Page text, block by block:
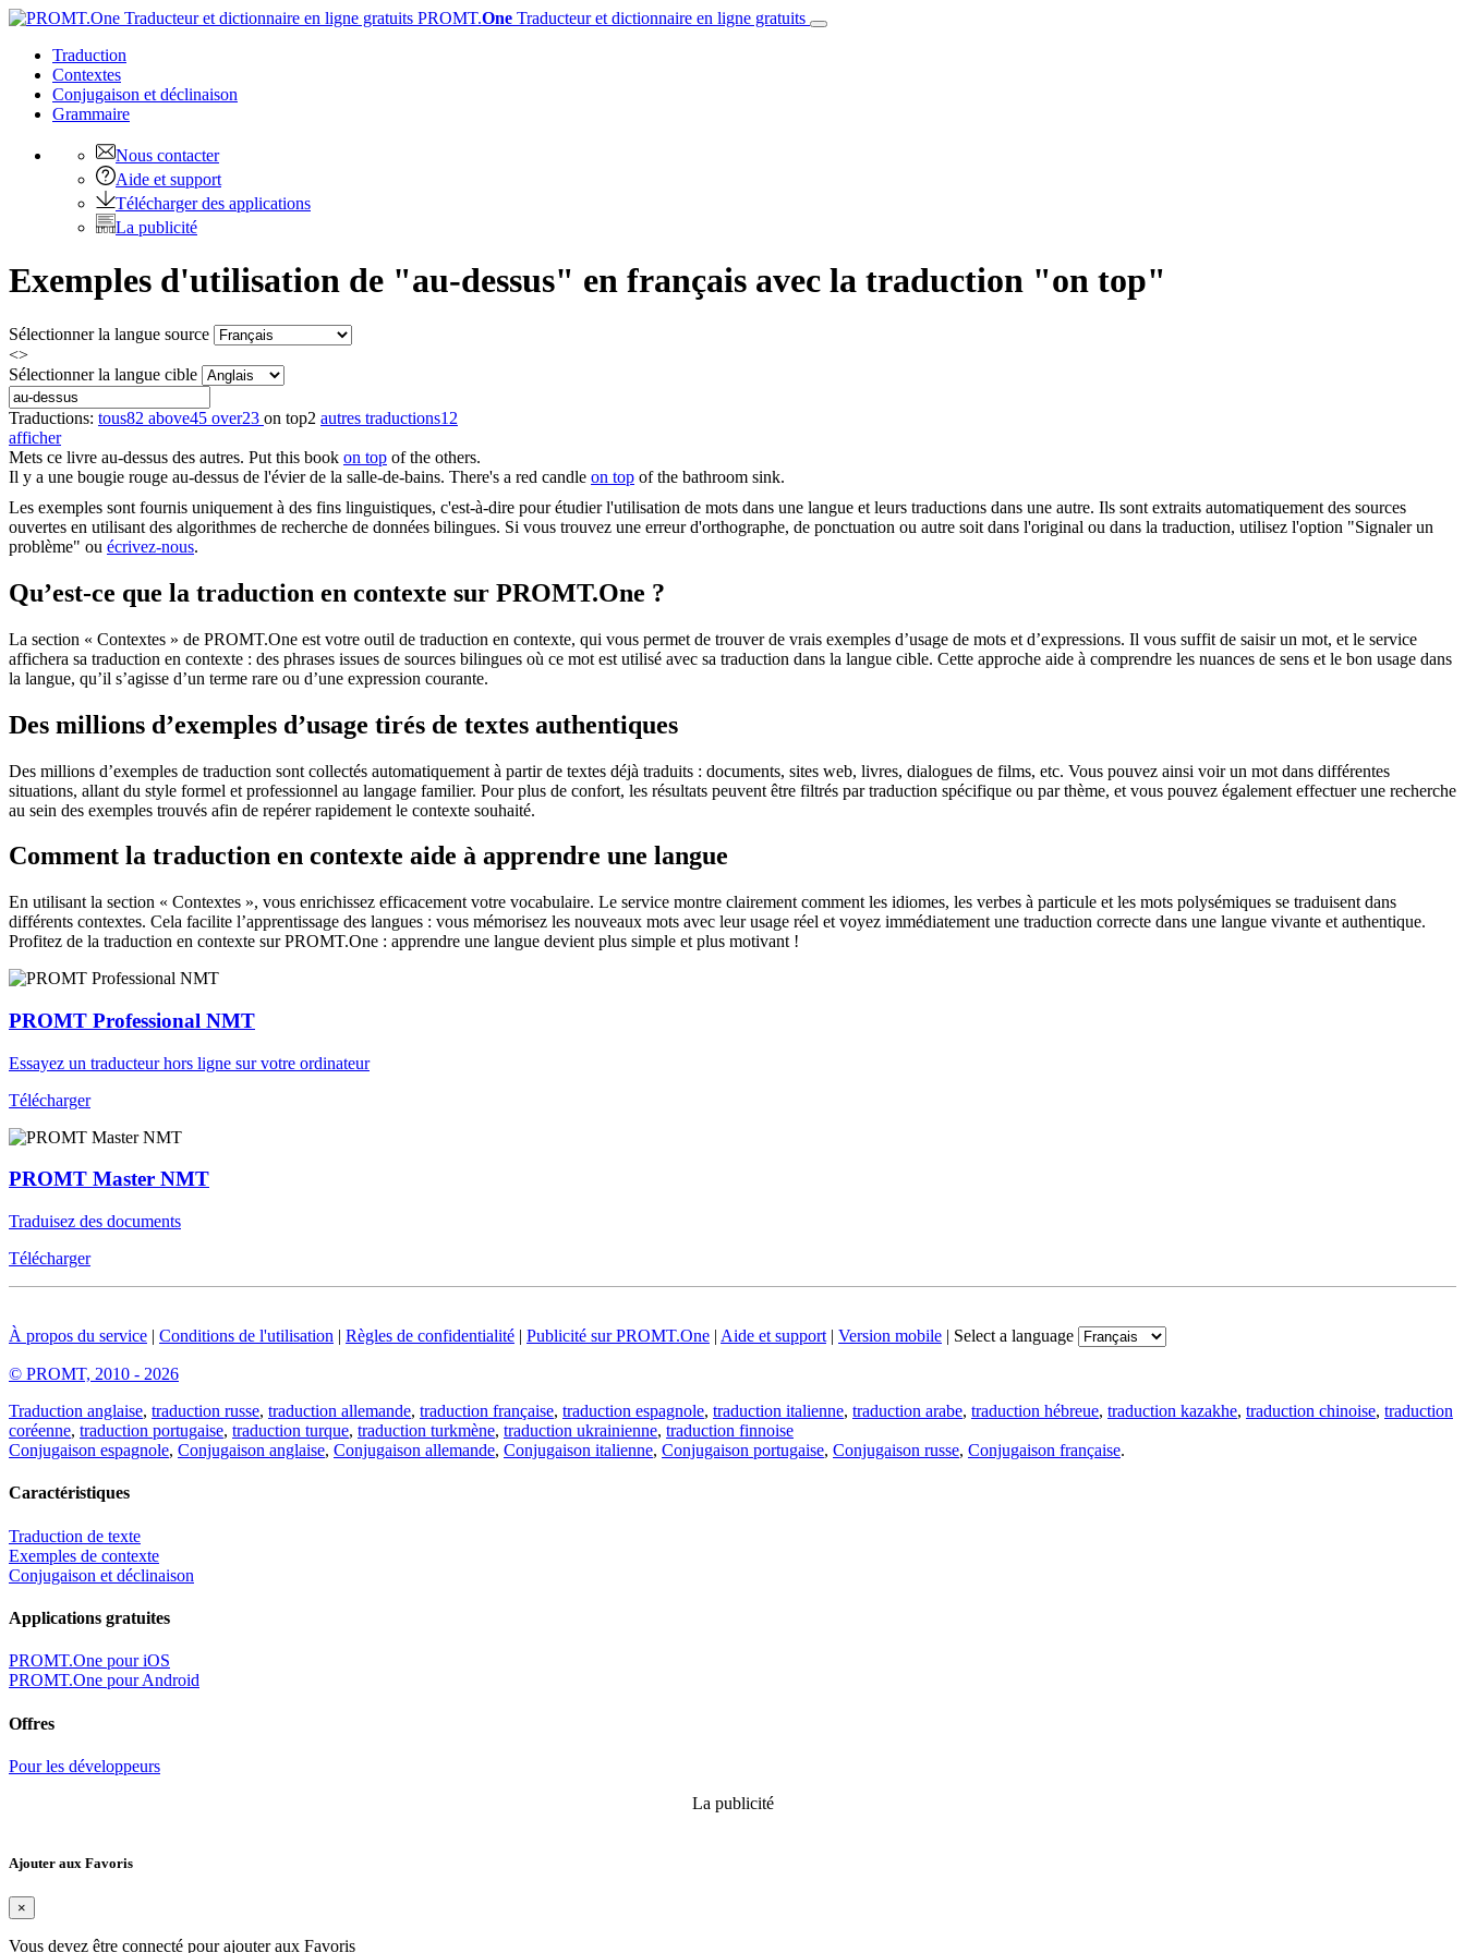
PROMT.One Traducteur et dictionnaire en ligne gratuits
Traduction
Contextes
Conjugaison et déclinaison
Grammaire
Nous contacter
Aide et support
Télécharger des applications
La publicité
Exemples d'utilisation de "au-dessus" en français avec la traduction "on top"
Sélectionner la langue source
<>
Sélectionner la langue cible
Traductions: tous82 above45 over23 on top2 autres traductions12
afficher
Mets ce livre au-dessus des autres. Put this book on top of the others.
Il y a une bougie rouge au-dessus de l'évier de la salle-de-bains. There's a red candle on top of the bathroom sink.
Les exemples sont fournis uniquement à des fins linguistiques, c'est-à-dire pour étudier l'utilisation de mots dans une langue et leurs traductions dans une autre. Ils sont extraits automatiquement des sources
ouvertes en utilisant des algorithmes de recherche de données bilingues. Si vous trouvez une erreur d'orthographe, de ponctuation ou autre soit dans l'original ou dans la traduction, utilisez l'option "Signaler un
problème" ou écrivez-nous.
Qu’est-ce que la traduction en contexte sur PROMT.One ?
La section « Contextes » de PROMT.One est votre outil de traduction en contexte, qui vous permet de trouver de vrais exemples d’usage de mots et d’expressions. Il vous suffit de saisir un mot, et le service
affichera sa traduction en contexte : des phrases issues de sources bilingues où ce mot est utilisé avec sa traduction dans la langue cible. Cette approche aide à comprendre les nuances de sens et le bon usage dans
la langue, qu’il s’agisse d’un terme rare ou d’une expression courante.
Des millions d’exemples d’usage tirés de textes authentiques
Des millions d’exemples de traduction sont collectés automatiquement à partir de textes déjà traduits : documents, sites web, livres, dialogues de films, etc. Vous pouvez ainsi voir un mot dans différentes
situations, allant du style formel et professionnel au langage familier. Pour plus de confort, les résultats peuvent être filtrés par traduction spécifique ou par thème, et vous pouvez également effectuer une recherche
au sein des exemples trouvés afin de repérer rapidement le contexte souhaité.
Comment la traduction en contexte aide à apprendre une langue
En utilisant la section « Contextes », vous enrichissez efficacement votre vocabulaire. Le service montre clairement comment les idiomes, les verbes à particule et les mots polysémiques se traduisent dans
différents contextes. Cela facilite l’apprentissage des langues : vous mémorisez les nouveaux mots avec leur usage réel et voyez immédiatement une traduction correcte dans une langue vivante et authentique.
Profitez de la traduction en contexte sur PROMT.One : apprendre une langue devient plus simple et plus motivant !
PROMT Professional NMT
Essayez un traducteur hors ligne sur votre ordinateur
Télécharger
PROMT Master NMT
Traduisez des documents
Télécharger
À propos du service | Conditions de l'utilisation | Règles de confidentialité | Publicité sur PROMT.One | Aide et support | Version mobile | Select a language
© PROMT, 2010 - 2026
Traduction anglaise, traduction russe, traduction allemande, traduction française, traduction espagnole, traduction italienne, traduction arabe, traduction hébreue, traduction kazakhe, traduction chinoise, traduction
coréenne, traduction portugaise, traduction turque, traduction turkmène, traduction ukrainienne, traduction finnoise
Conjugaison espagnole, Conjugaison anglaise, Conjugaison allemande, Conjugaison italienne, Conjugaison portugaise, Conjugaison russe, Conjugaison française.
Caractéristiques
Traduction de texte
Exemples de contexte
Conjugaison et déclinaison
Applications gratuites
PROMT.One pour iOS
PROMT.One pour Android
Offres
Pour les développeurs
La publicité
Ajouter aux Favoris
×
Vous devez être connecté pour ajouter aux Favoris